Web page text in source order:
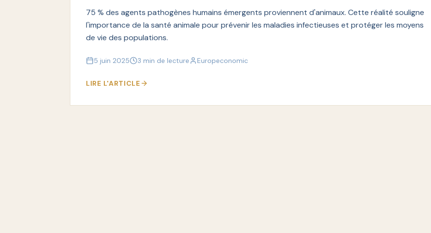
75 % des agents pathogènes humains émergents proviennent d'animaux. Cette réalité souligne
l'importance de la santé animale pour prévenir les maladies infectieuses et protéger les moyens
de vie des populations.
5 juin 2025 3 min de lecture Europeconomic
LIRE L'ARTICLE